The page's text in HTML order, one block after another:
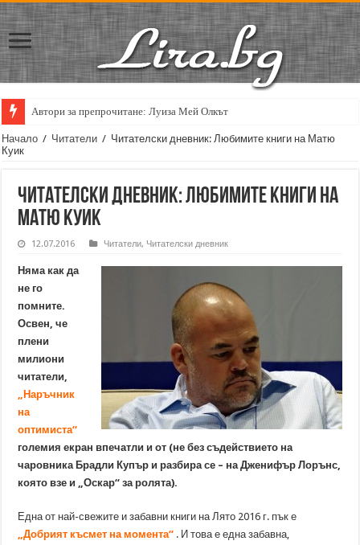
Автори за препрочитане: Луиза Мей Олкът
Кирил Кадийски: „Плачът на големия поет винаги е и сила, и
Начало / Читатели / Читателски дневник: Любимите книги на Матю
Куик
Читателски дневник: Любимите книги на
Матю Куик
12.07.2016 Читатели, Читателски дневник
Няма как да
не го
помните.
Освен, че
плени
милиони
читатели,
„Наръчник
на
оптимиста“
големия екран впечатли и от (не без съдействието на
чаровника Брадли Купър и разбира се – на Дженифър Лорънс,
която взе и „Оскар“ за ролята).
Една от най-свежите и забавни книги на Лято 2016 г. пък е
„Добрият късмет на момента“ . И това е една забавна,